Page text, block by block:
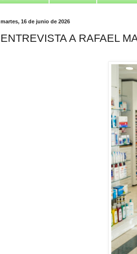
martes, 16 de junio de 2026
ENTREVISTA A RAFAEL